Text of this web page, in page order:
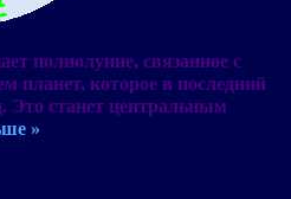
полнолуние, связанное с
планет, которое в последний
. Это станет центральным
»